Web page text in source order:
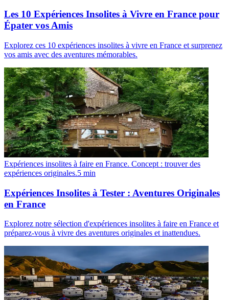
Les 10 Expériences Insolites à Vivre en France pour
Épater vos Amis
Explorez ces 10 expériences insolites à vivre en France et surprenez
vos amis avec des aventures mémorables.
Expériences insolites à faire en France. Concept : trouver des
expériences originales.5 min
Expériences Insolites à Tester : Aventures Originales
en France
Explorez notre sélection d'expériences insolites à faire en France et
préparez-vous à vivre des aventures originales et inattendues.